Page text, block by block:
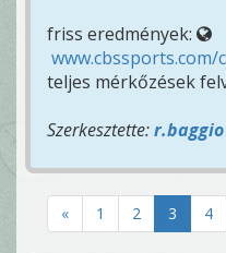
friss eredmények:
teljes mérkőzések
Szerkesztette:r.baggio
« 1 2 3 4